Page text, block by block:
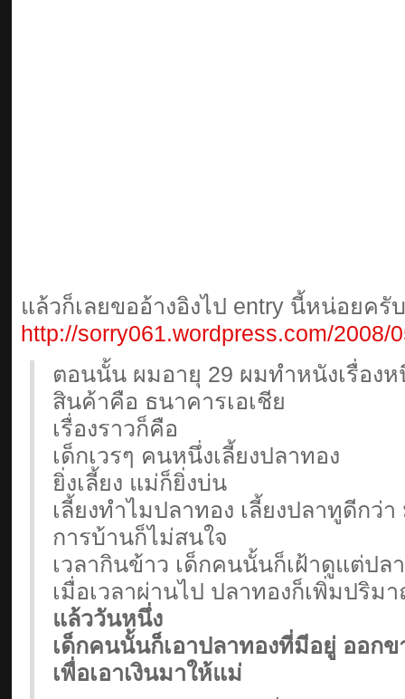
แล้วก็เลยขออ้างอิงไป entry นี้หน่อยครับ
http://sorry061.wordpress.com/2008/
ตอนนั้น ผมอายุ 29 ผมทำหนังเรื่องห
สินค้าคือ ธนาคารเอเชีย
เรื่องราวก็คือ
เด็กเวรๆ คนหนึ่งเลี้ยงปลาทอง
ยิ่งเลี้ยง แม่ก็ยิ่งบ่น
เลี้ยงทำไมปลาทอง เลี้ยงปลาทูดีกว่
การบ้านก็ไม่สนใจ
เวลากินข้าว เด็กคนนั้นก็เฝ้าดูแต่ปล
เมื่อเวลาผ่านไป ปลาทองก็เพิ่มปริม
แล้ววันหนึ่ง
เด็กคนนั้นก็เอาปลาทองที่มีอยู่ ออกข
เพื่อเอาเงินมาให้แม่